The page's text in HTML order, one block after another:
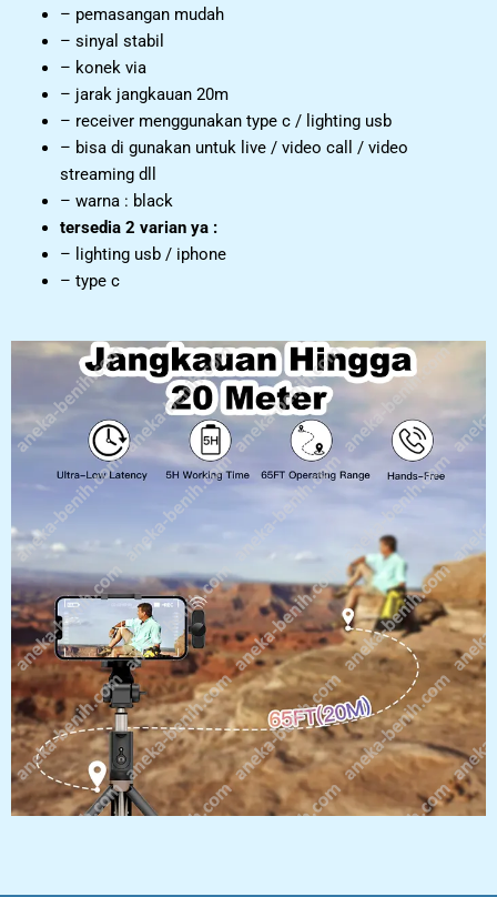
– pemasangan mudah
– sinyal stabil
– konek via
– jarak jangkauan 20m
– receiver menggunakan type c / lighting usb
– bisa di gunakan untuk live / video call / video
streaming dll
– warna : black
tersedia 2 varian ya :
– lighting usb / iphone
– type c